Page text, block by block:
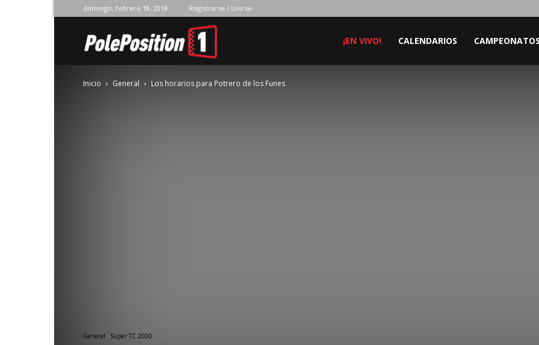
domingo, febrero 18, 2018 Registrarse / Unirse
Position
¡EN VIVO! CALENDARIOS CAMPEONATOS
Inicio General Los horarios para Potrero de los Funes
General Super TC 2000